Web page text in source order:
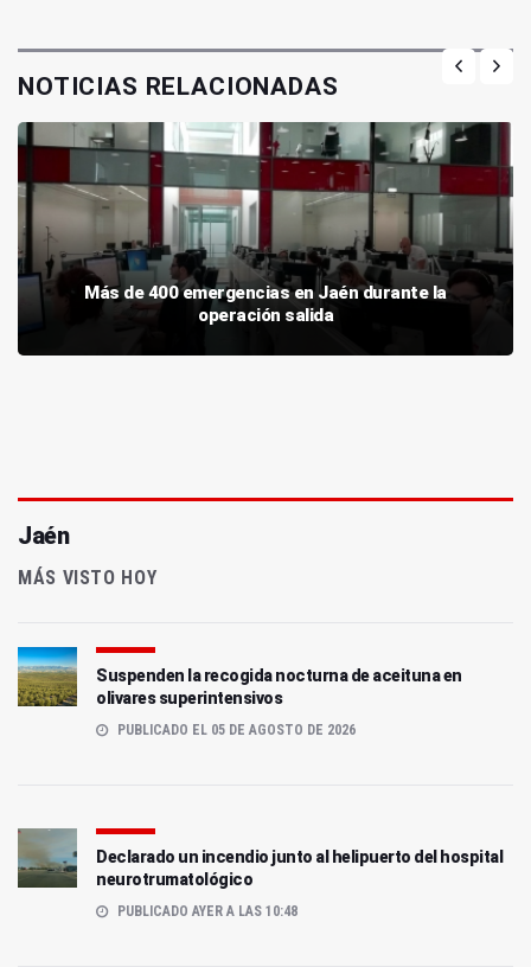
NOTICIAS RELACIONADAS
Más de 400 emergencias en Jaén durante la
operación salida
Jaén
MÁS VISTO HOY
Suspenden la recogida nocturna de aceituna en
olivares superintensivos
PUBLICADO EL 05 DE AGOSTO DE 2026
Declarado un incendio junto al helipuerto del hospital
neurotrumatológico
PUBLICADO AYER A LAS 10:48